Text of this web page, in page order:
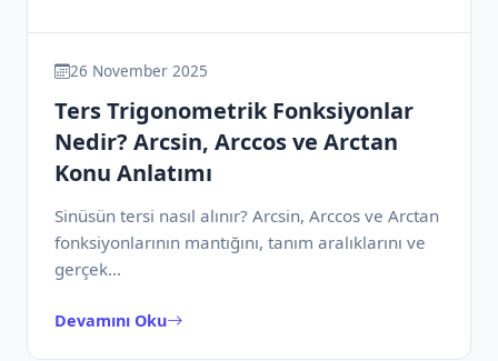
26 November 2025
Ters Trigonometrik Fonksiyonlar
Nedir? Arcsin, Arccos ve Arctan
Konu Anlatımı
Sinüsün tersi nasıl alınır? Arcsin, Arccos ve Arctan
fonksiyonlarının mantığını, tanım aralıklarını ve
gerçek…
Devamını Oku